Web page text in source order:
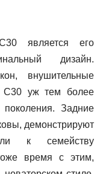
является его
дизайн.
внушительные
C30 уж тем более
Задние
демонстрируют
к семейству
время с этим,